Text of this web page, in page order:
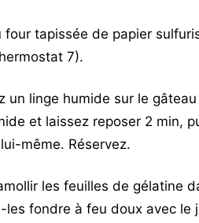
tapissée de papier
7).
un linge humide sur le
et laissez reposer 2 min,
même. Réservez.
les feuilles de gélatine
fondre à feu doux avec le